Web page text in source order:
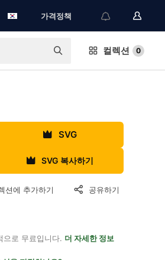
가격정책
컬렉션 0
SVG
SVG 복사하기
션에 추가하기 공유하기
으로 무료입니다. 더 자세한 정보